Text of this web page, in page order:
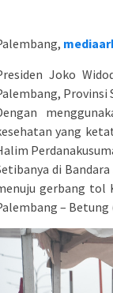
Joko
Provinsi
yang
di
gerbang tol
–